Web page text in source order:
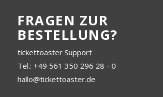
FRAGEN ZUR
BESTELLUNG?
tickettoaster Support
Tel.: +49 561 350 296 28 - 0
hallo@tickettoaster.de